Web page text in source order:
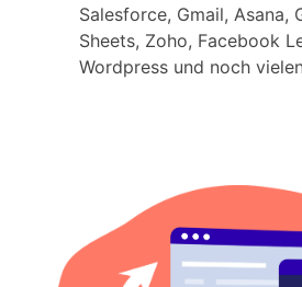
Salesforce, Gmail, Asana,
Sheets, Zoho, Facebook
Wordpress und noch